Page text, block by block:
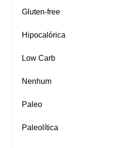
Gluten‑free
Hipocalórica
Low Carb
Nenhum
Paleo
Paleolítica